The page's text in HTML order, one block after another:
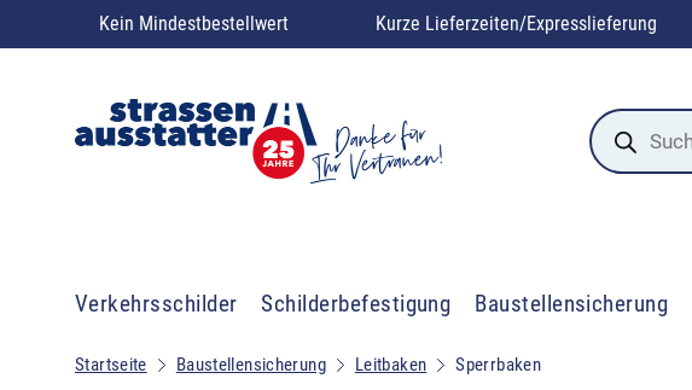
Kein Mindestbestellwert Kurze Lieferzeiten/Expresslieferung
Products
search
Verkehrsschilder Schilderbefestigung Baustellensicherung
Startseite Baustellensicherung Leitbaken Sperrbaken